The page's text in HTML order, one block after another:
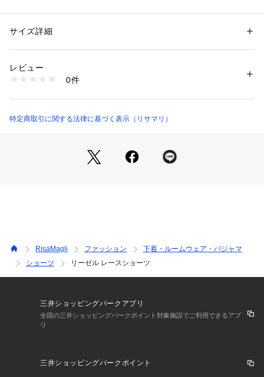
華やかなデザインに仕上がりました。グランドカラーはあえて
し、優美な世界観を演出します。サイドにはマグノリアのアッ
プリケとスリットをあしらいました。きらめきが花々の息吹を
＜アイテム特徴・着用感＞
い込まず、少しゆとりをもった履き心地です。ボトムスへもシ
ョーツラインが響きません。通気性がよく、快適にご着用いた
＜商品仕様＞
・バック部分伸縮性：あり
＜関連アイテム＞
お揃いのアイテムは以下よりご確認ください。
・65212 ブラジャー（G・H）
性別：レディース
素材：ナイロン・ポリエステル・その他
商品番号：
N05-75211 （ショップ）
サイズ詳細
レビュー
0件
特定商取引に関する法律に基づく表示（リサマリ）
RisaMagli ファッション
下着・ルームウェア・パジャマ
ショーツ
リーゼル レースショーツ
三井ショッピングパークアプリ
全国の三井ショッピングパークポイント対象施設でご利用できるアプ
リ
三井ショッピングパークポイント